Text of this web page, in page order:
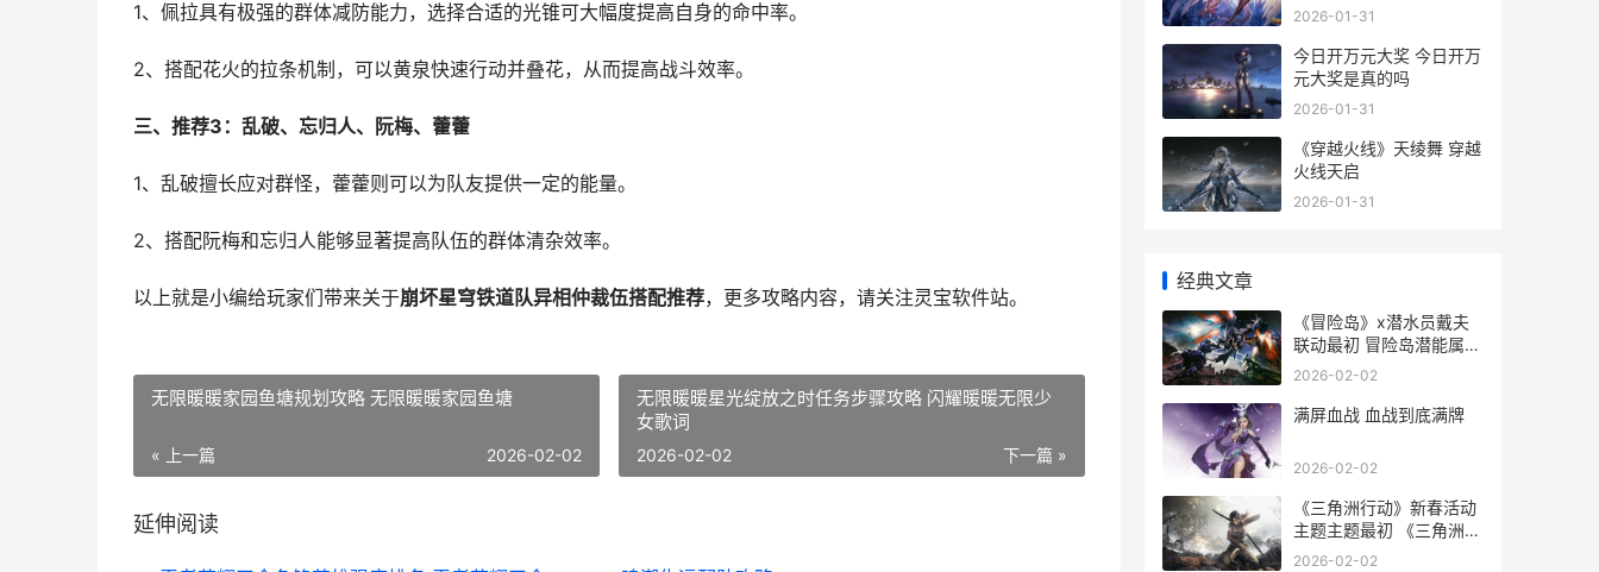
1、佩拉具有极强的群体减防能力，选择合适的光锥可大幅度提高自身的命中率。
2、搭配花火的拉条机制，可以黄泉快速行动并叠花，从而提高战斗效率。
三、推荐3：乱破、忘归人、阮梅、藿藿
1、乱破擅长应对群怪，藿藿则可以为队友提供一定的能量。
2、搭配阮梅和忘归人能够显著提高队伍的群体清杂效率。
以上就是小编给玩家们带来关于崩坏星穹铁道队异相仲裁伍搭配推荐，更多攻略内容，请关注灵宝软件站。
无限暖暖家园鱼塘规划攻略 无限暖暖家园鱼塘
« 上一篇 2026-02-02
无限暖暖星光绽放之时任务步骤攻略 闪耀暖暖无限少
女歌词
下一篇 »
2026-02-02
延伸阅读
2026-01-31
今日开万元大奖 今日开万
元大奖是真的吗
2026-01-31
《穿越火线》天绫舞 穿越
火线天启
2026-01-31
经典文章
《冒险岛》x潜水员戴夫
联动最初 冒险岛潜能属性
详解
2026-02-02
满屏血战 血战到底满牌
2026-02-02
《三角洲行动》新春活动
主题主题最初 《三角洲行
动》下载
2026-02-02